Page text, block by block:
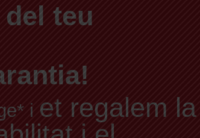
teu
i et regalem la